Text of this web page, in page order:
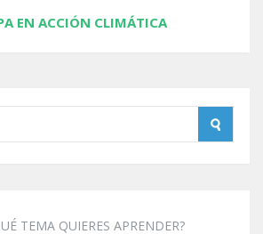
EN ACCIÓN CLIMÁTICA
TEMA QUIERES APRENDER?